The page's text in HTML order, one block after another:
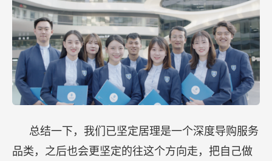
总结一下，我们已坚定居理是一个深度导购服务
品类，之后也会更坚定的往这个方向走，把自己做